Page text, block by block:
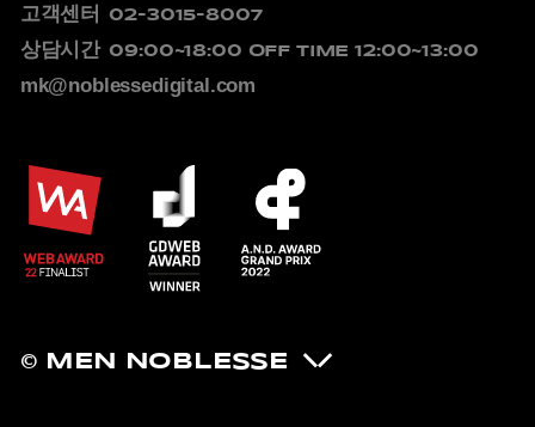
고객센터 02-3015-8007
상담시간 09:00~18:00 OFF TIME 12:00~13:00
mk@noblessedigital.com
© MEN NOBLESSE